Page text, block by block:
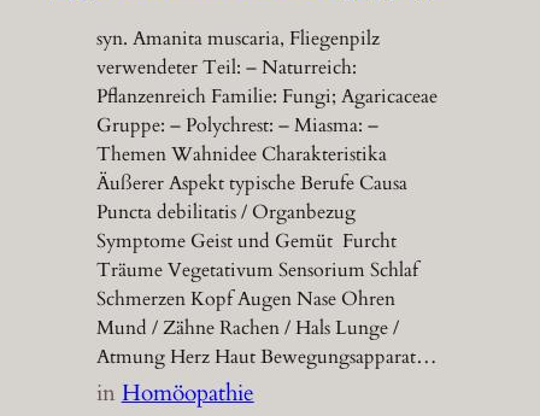
syn. Amanita muscaria, Fliegenpilz
verwendeter Teil: – Naturreich:
Pflanzenreich Familie: Fungi; Agaricaceae
Gruppe: – Polychrest: – Miasma: –
Themen Wahnidee Charakteristika
Äußerer Aspekt typische Berufe Causa
Puncta debilitatis / Organbezug
Symptome Geist und Gemüt Furcht
Träume Vegetativum Sensorium Schlaf
Schmerzen Kopf Augen Nase Ohren
Mund / Zähne Rachen / Hals Lunge /
Atmung Herz Haut Bewegungsapparat…
inHomöopathie